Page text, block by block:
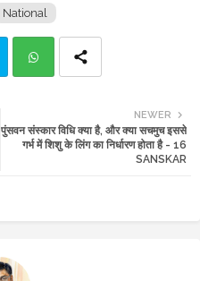
National
ats
NEWER
पुंसवन संस्कार विधि क्या है, और क्या सचमुच इससे
गर्भ में शिशु के लिंग का निर्धारण होता है - 16
SANSKAR